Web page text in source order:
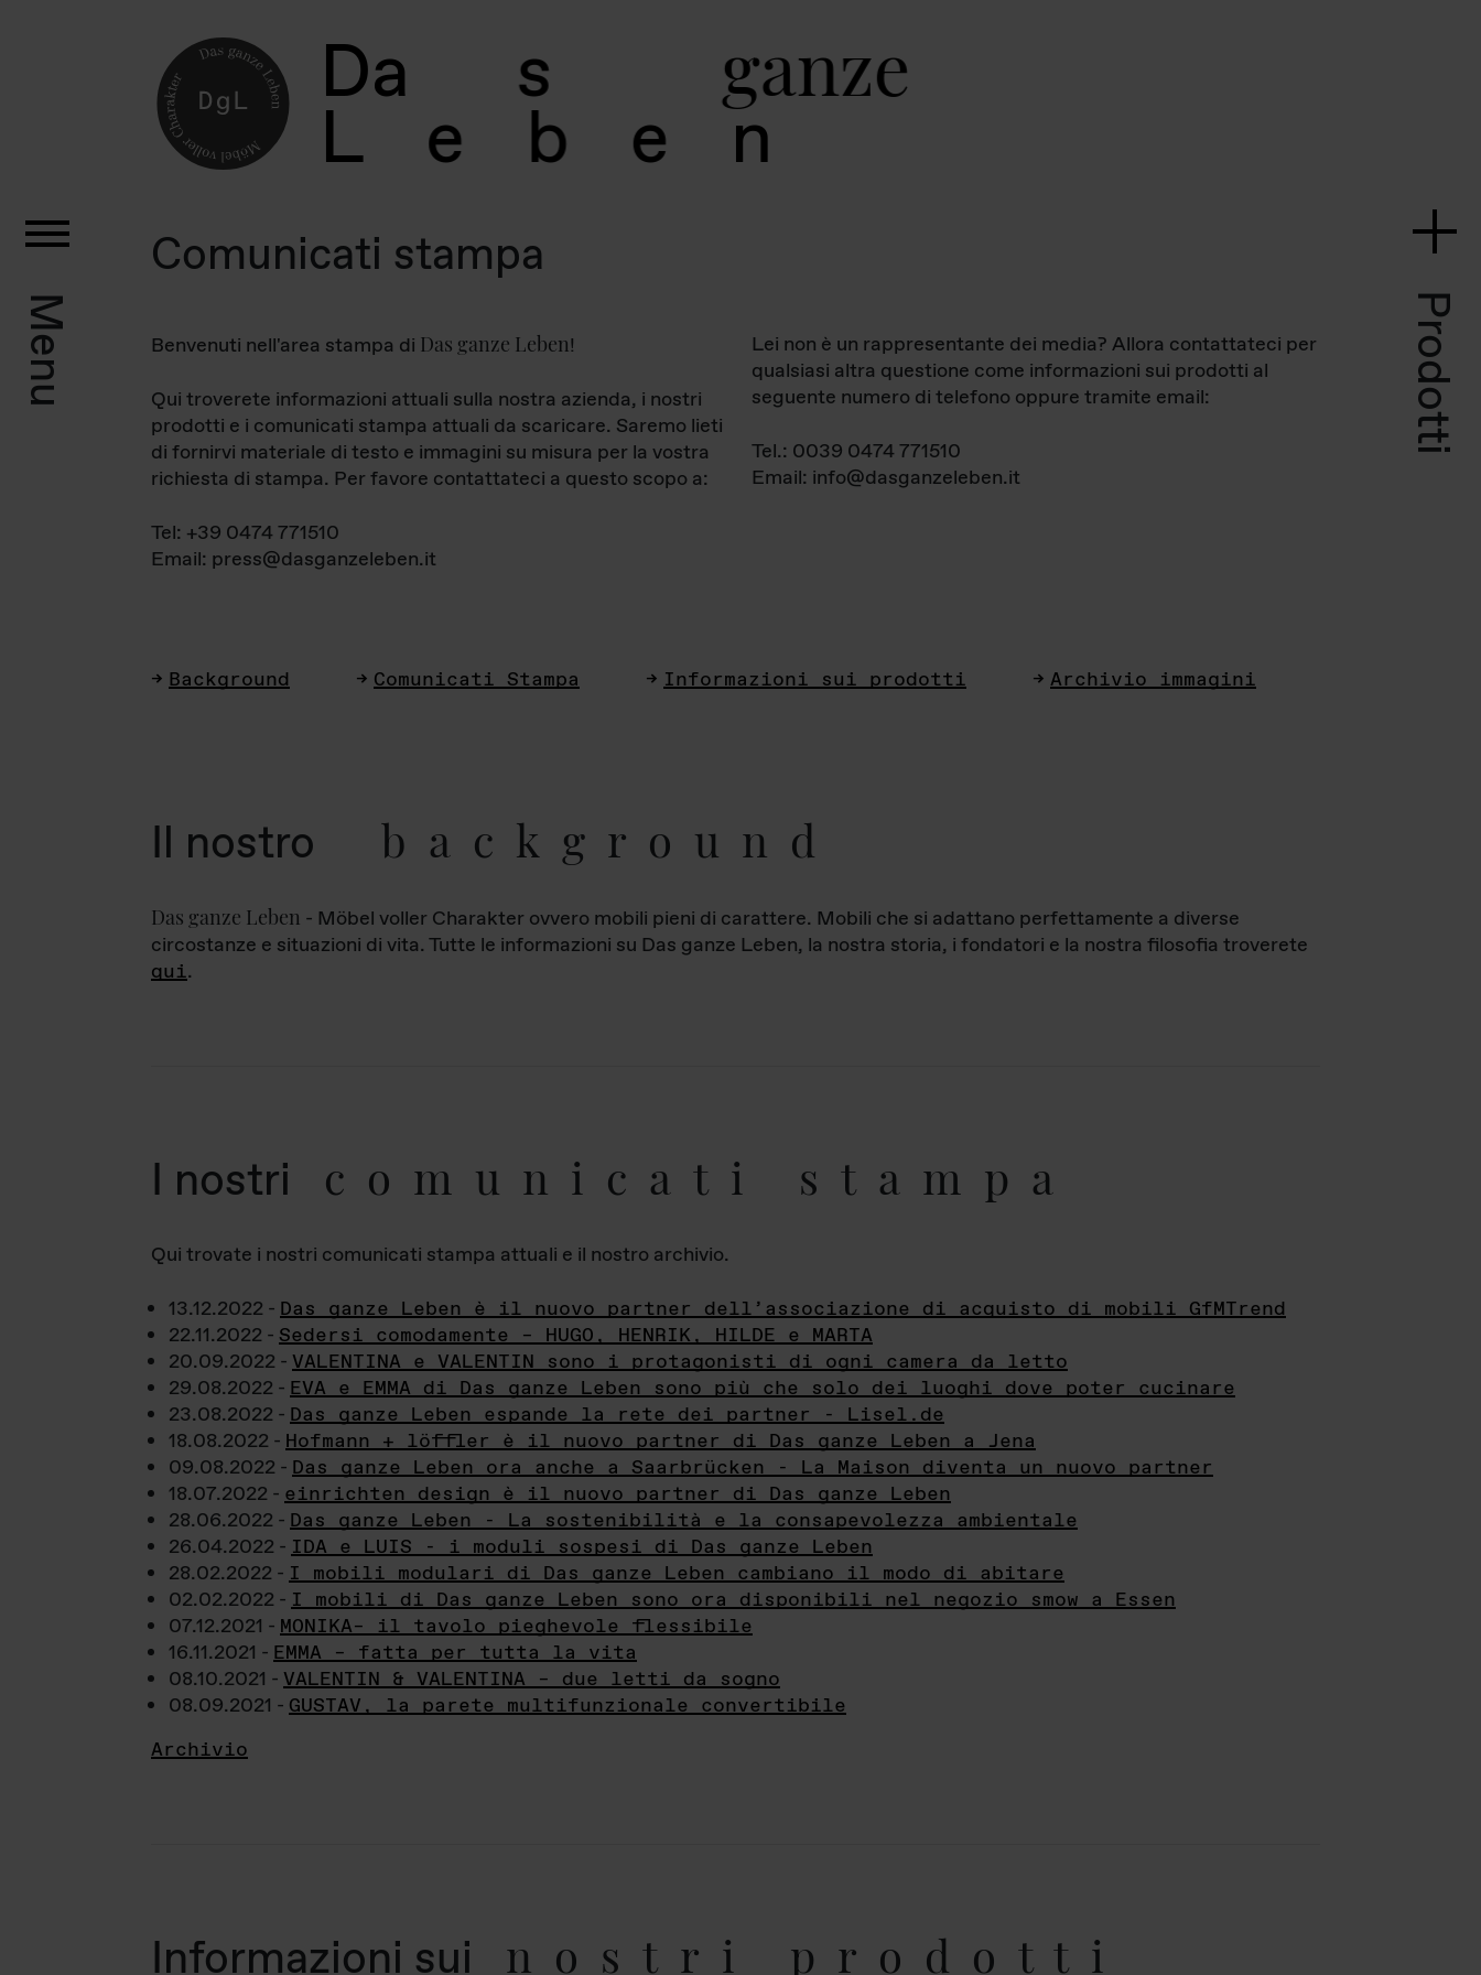
Da s ganz
L e b e
Menu Prodotti
Comunicati stampa
Benvenuti nell'area stampa di Das ganze Leben!
Qui troverete informazioni attuali sulla nostra azienda, i nostri
prodotti e i comunicati stampa attuali da scaricare. Saremo lieti
di fornirvi materiale di testo e immagini su misura per la vostra
richiesta di stampa. Per favore contattateci a questo scopo a:
Tel: +39 0474 771510
Email: press@dasganzeleben.it
Lei non è un rappresentante dei media? Allora contattateci per
qualsiasi altra questione come informazioni sui prodotti al
seguente numero di telefono oppure tramite email:
Tel.: 0039 0474 771510
Email: info@dasganzeleben.it
Background Comunicati Stampa Informazioni sui prodotti Archivio immagini
Il nostro background
Das ganze Leben - Möbel voller Charakter ovvero mobili pieni di carattere. Mobili che si adattano perfettamente a diverse
circostanze e situazioni di vita. Tutte le informazioni su Das ganze Leben, la nostra storia, i fondatori e la nostra filosofia troverete
qui.
I nostri comunicati stampa
Qui trovate i nostri comunicati stampa attuali e il nostro archivio.
13.12.2022 - Das ganze Leben è il nuovo partner dell’associazione di acquisto di mobili GfMTrend
22.11.2022 - Sedersi comodamente – HUGO, HENRIK, HILDE e MARTA
20.09.2022 - VALENTINA e VALENTIN sono i protagonisti di ogni camera da letto
29.08.2022 - EVA e EMMA di Das ganze Leben sono più che solo dei luoghi dove poter cucinare
23.08.2022 - Das ganze Leben espande la rete dei partner - Lisel.de
18.08.2022 - Hofmann + löffler è il nuovo partner di Das ganze Leben a Jena
09.08.2022 - Das ganze Leben ora anche a Saarbrücken - La Maison diventa un nuovo partner
18.07.2022 - einrichten design è il nuovo partner di Das ganze Leben
28.06.2022 - Das ganze Leben - La sostenibilità e la consapevolezza ambientale
26.04.2022 - IDA e LUIS - i moduli sospesi di Das ganze Leben
28.02.2022 - I mobili modulari di Das ganze Leben cambiano il modo di abitare
02.02.2022 - I mobili di Das ganze Leben sono ora disponibili nel negozio smow a Essen
07.12.2021 - MONIKA– il tavolo pieghevole flessibile
16.11.2021 - EMMA – fatta per tutta la vita
08.10.2021 - VALENTIN & VALENTINA – due letti da sogno
08.09.2021 - GUSTAV, la parete multifunzionale convertibile
Archivio
Informazioni sui nostri prodotti